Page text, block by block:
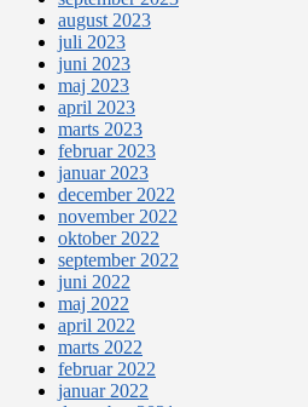
august 2023
juli 2023
juni 2023
maj 2023
april 2023
marts 2023
februar 2023
januar 2023
december 2022
november 2022
oktober 2022
september 2022
juni 2022
maj 2022
april 2022
marts 2022
februar 2022
januar 2022